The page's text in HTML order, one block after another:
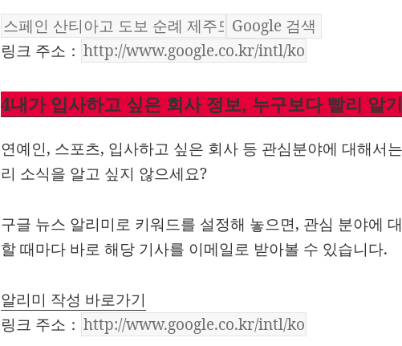
링크 주소：
4내가 입사하고 싶은 회사 정보, 누구보다 빨리 알기
연예인, 스포츠, 입사하고 싶은 회사 등 관심분야에 대해서
리 소식을 알고 싶지 않으세요?
구글 뉴스 알리미로 키워드를 설정해 놓으면, 관심 분야에
할 때마다 바로 해당 기사를 이메일로 받아볼 수 있습니다.
알리미 작성 바로가기
링크 주소：